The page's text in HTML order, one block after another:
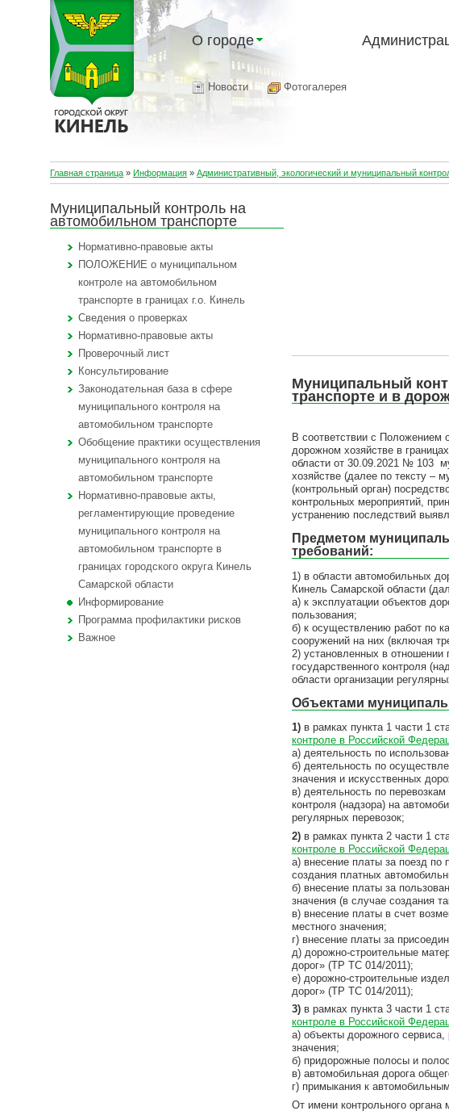
О городе
Новости Фотогалерея
Главная страница » Информация » Административный, экологический и муниципальный
Муниципальный контроль на
автомобильном транспорте
Нормативно-правовые акты
ПОЛОЖЕНИЕ о муниципальном
контроле на автомобильном
транспорте в границах г.о. Кинель
Сведения о проверках
Нормативно-правовые акты
Проверочный лист
Консультирование
Законодательная база в сфере
муниципального контроля на
автомобильном транспорте
Обобщение практики осуществления
муниципального контроля на
автомобильном транспорте
Нормативно-правовые акты,
регламентирующие проведение
муниципального контроля на
автомобильном транспорте в
границах городского округа Кинель
Самарской области
Информирование
Программа профилактики рисков
Важное
Муниципальный
транспорте и в
В соответствии с Положением
дорожном хозяйстве в
области от 30.09.2021 № 103
хозяйстве (далее по тексту –
(контрольный орган)
контрольных мероприятий,
устранению последствий
Предметом
требований:
1) в области автомобильных
Кинель Самарской области
а) к эксплуатации объектов
пользования;
б) к осуществлению работ по
сооружений на них (включая
2) установленных в
государственного контроля
области организации
Объектами
1) в рамках пункта 1 части 1
контроле в Российской
а) деятельность по
б) деятельность по
значения и искусственных
в) деятельность по
контроля (надзора) на
регулярных перевозок;
2) в рамках пункта 2 части 1
контроле в Российской
а) внесение платы за поезд по
создания платных
б) внесение платы за
значения (в случае создания
в) внесение платы в счет
местного значения;
г) внесение платы за
д) дорожно-строительные
дорог» (ТР ТС 014/2011);
е) дорожно-строительные
дорог» (ТР ТС 014/2011);
3) в рамках пункта 3 части 1
контроле в Российской
а) объекты дорожного
значения;
б) придорожные полосы и
в) автомобильная дорога
г) примыкания к
От имени контрольного